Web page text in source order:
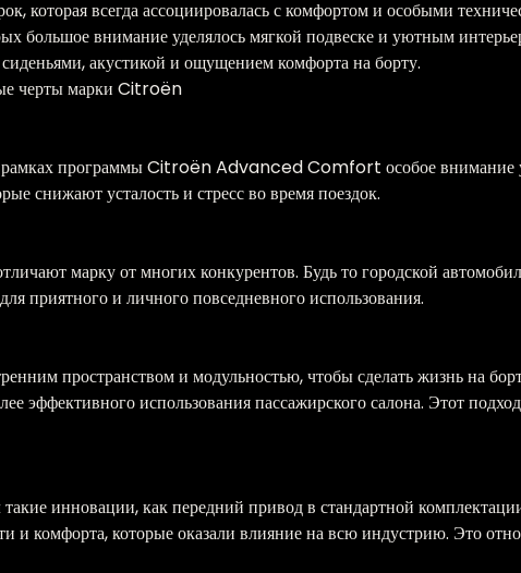
которая всегда ассоциировалась с комфортом и особыми
большое внимание уделялось мягкой подвеске и уютным
акустикой и ощущением комфорта на борту.
черты марки Citroën
программы Citroën Advanced Comfort особое внимание
снижают усталость и стресс во время поездок.
марку от многих конкурентов. Будь то городской
приятного и личного повседневного использования.
пространством и модульностью, чтобы сделать жизнь на
эффективного использования пассажирского салона. Этот
инновации, как передний привод в стандартной
и комфорта, которые оказали влияние на всю индустрию. Это